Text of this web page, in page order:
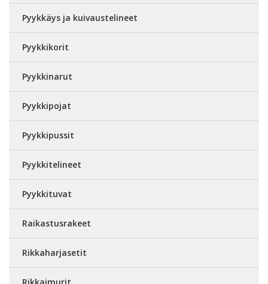
Pyykkäys ja kuivaustelineet
Pyykkikorit
Pyykkinarut
Pyykkipojat
Pyykkipussit
Pyykkitelineet
Pyykkituvat
Raikastusrakeet
Rikkaharjasetit